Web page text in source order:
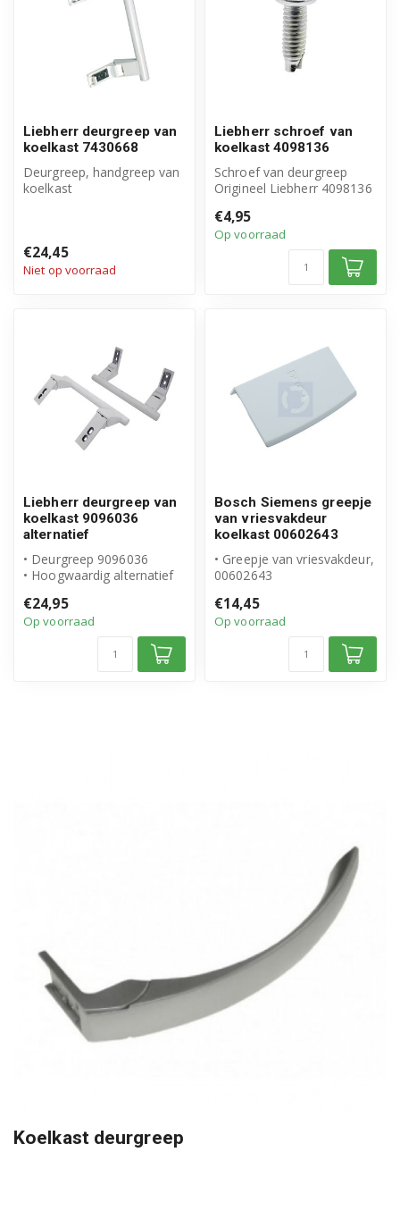
Liebherr deurgreep van
koelkast 7430668
Deurgreep, handgreep van
koelkast
€24,45
Niet op voorraad
Liebherr schroef van
koelkast 4098136
Schroef van deurgreep
Origineel Liebherr 4098136
a ...
€4,95
Op voorraad
Liebherr deurgreep van
koelkast 9096036
alternatief
• Deurgreep 9096036
• Hoogwaardig alternatief
• Geschikt voor L...
€24,95
Op voorraad
Bosch Siemens greepje
van vriesvakdeur
koelkast 00602643
• Greepje van vriesvakdeur,
00602643
• 10,5cm wit.
€14,45
Op voorraad
Koelkast deurgreep